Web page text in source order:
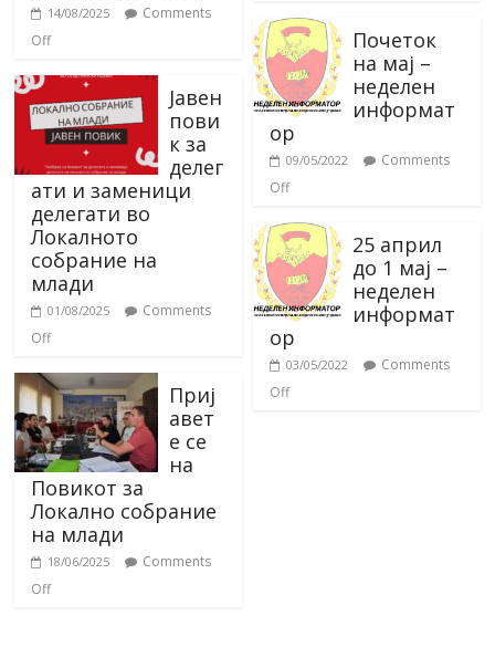
14/08/2025
Comments
Off
Јавен
пови
к за
делег
ати и заменици
делегати во
Локалното
собрание на
млади
01/08/2025
Comments
Off
Приј
авет
е се
на
Повикот за
Локално собрание
на млади
18/06/2025
Comments
Off
Почеток
на мај –
неделен
информат
ор
09/05/2022
Comments
Off
25 април
до 1 мај –
неделен
информат
ор
03/05/2022
Comments
Off